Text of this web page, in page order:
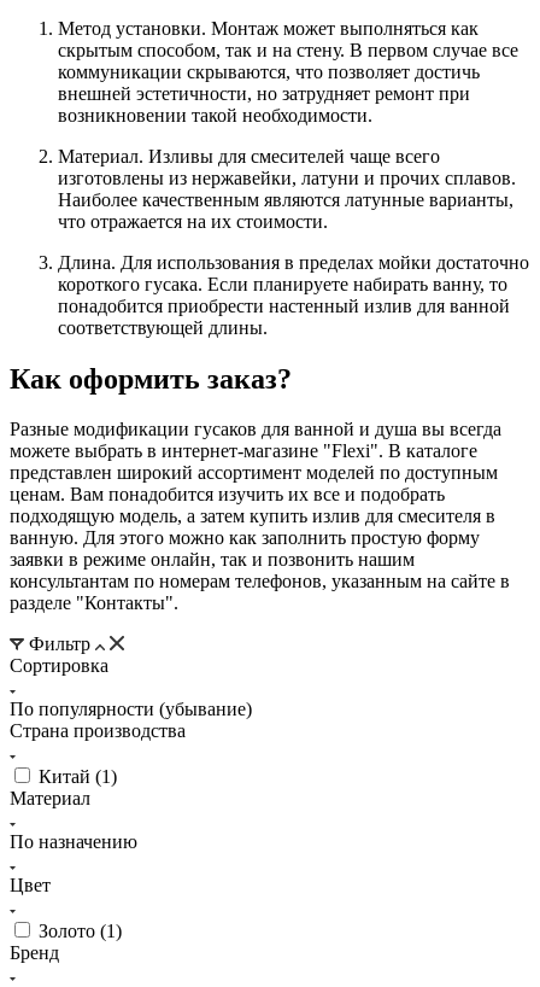
Метод установки. Монтаж может выполняться как
скрытым способом, так и на стену. В первом случае все
коммуникации скрываются, что позволяет достичь
внешней эстетичности, но затрудняет ремонт при
возникновении такой необходимости.
Материал. Изливы для смесителей чаще всего
изготовлены из нержавейки, латуни и прочих сплавов.
Наиболее качественным являются латунные варианты,
что отражается на их стоимости.
Длина. Для использования в пределах мойки достаточно
короткого гусака. Если планируете набирать ванну, то
понадобится приобрести настенный излив для ванной
соответствующей длины.
Как оформить заказ?
Разные модификации гусаков для ванной и душа вы всегда
можете выбрать в интернет-магазине "Flexi". В каталоге
представлен широкий ассортимент моделей по доступным
ценам. Вам понадобится изучить их все и подобрать
подходящую модель, а затем купить излив для смесителя в
ванную. Для этого можно как заполнить простую форму
заявки в режиме онлайн, так и позвонить нашим
консультантам по номерам телефонов, указанным на сайте в
разделе "Контакты".
Фильтр
Сортировка
По популярности (убывание)
Страна производства
Китай (1)
Материал
По назначению
Цвет
Золото (1)
Бренд